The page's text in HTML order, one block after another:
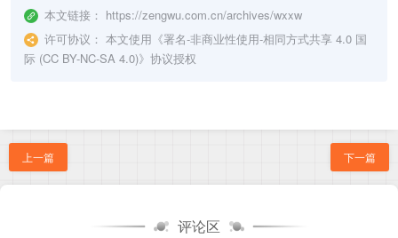
本文链接： https://zengwu.com.cn/archives/wxxw
许可协议： 本文使用《署名-非商业性使用-相同方式共享 4.0 国
际 (CC BY-NC-SA 4.0)》协议授权
上一篇 下一篇
评论区